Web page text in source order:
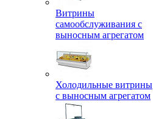
Витрины
самообслуживания с
выносным агрегатом
Холодильные витрины
с выносным агрегатом